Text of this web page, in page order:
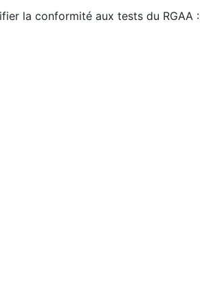
la conformité aux tests du RGAA :